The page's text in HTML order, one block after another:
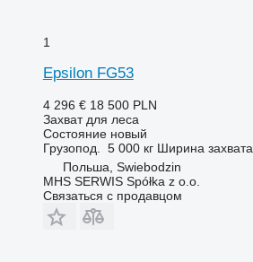
1
Epsilon FG53
4 296 € 18 500 PLN
Захват для леса
Состояниеновый
Грузопод.
5 000 кг Ширина захвата
Польша, Swiebodzin
MHS SERWIS Spółka z o.o.
Связаться с продавцом